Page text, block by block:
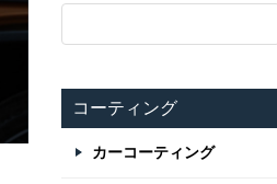
コーティング
カーコーティング